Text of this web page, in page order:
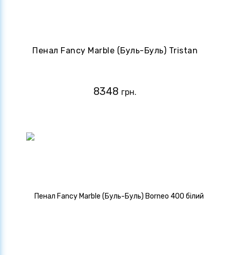
Пенал Fancy Marble (Буль-Буль) Tristan
8348 грн.